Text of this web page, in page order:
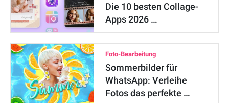
Die 10 besten Collage-
Apps 2026 …
Foto-Bearbeitung
Sommerbilder für
WhatsApp: Verleihe
Fotos das perfekte …